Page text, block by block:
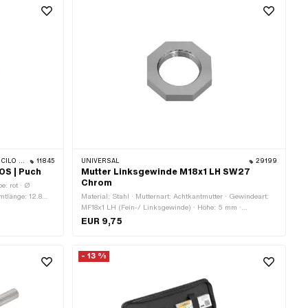
& 512) 11845
| Puch
rot · Ø
12.8
UNIVERSAL 29199
Mutter Linksgewinde M18x1 LH SW27
Chrom
Material: Stahl · Mutternart: Achtkantmutter · Gewindeart:
MF18x1 LH (Fein-/ Linksgewinde) · Höhe: 5 mm ·
Nenndurchmesser (Gewinde): 18 mm · Oberfläche:
EUR 9,75
- 13 %